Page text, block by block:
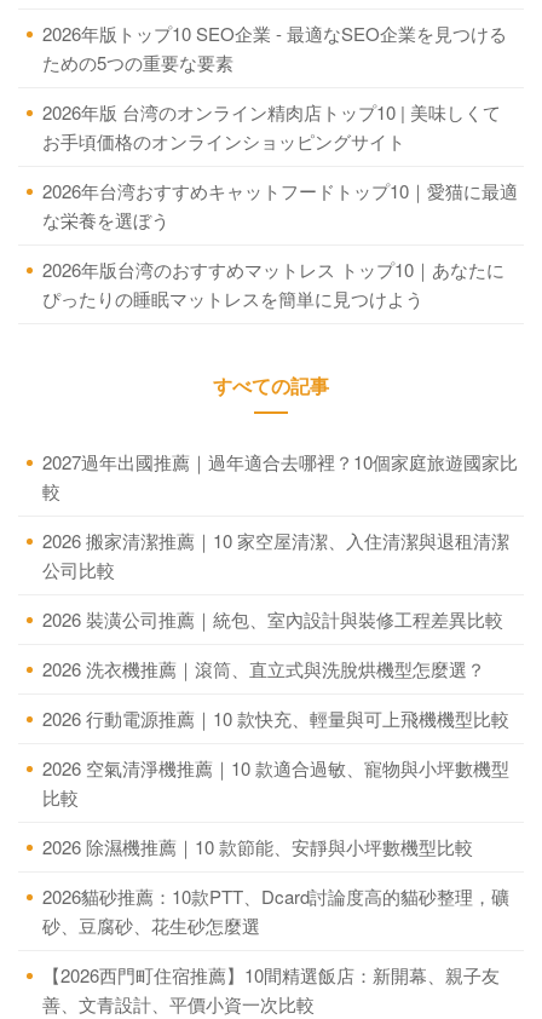
2026年版トップ10 SEO企業 - 最適なSEO企業を見つける
ための5つの重要な要素
2026年版 台湾のオンライン精肉店トップ10 | 美味しくて
お手頃価格のオンラインショッピングサイト
2026年台湾おすすめキャットフードトップ10｜愛猫に最適
な栄養を選ぼう
2026年版台湾のおすすめマットレス トップ10｜あなたに
ぴったりの睡眠マットレスを簡単に見つけよう
すべての記事
2027過年出國推薦｜過年適合去哪裡？10個家庭旅遊國家比
較
2026 搬家清潔推薦｜10 家空屋清潔、入住清潔與退租清潔
公司比較
2026 裝潢公司推薦｜統包、室內設計與裝修工程差異比較
2026 洗衣機推薦｜滾筒、直立式與洗脫烘機型怎麼選？
2026 行動電源推薦｜10 款快充、輕量與可上飛機機型比較
2026 空氣清淨機推薦｜10 款適合過敏、寵物與小坪數機型
比較
2026 除濕機推薦｜10 款節能、安靜與小坪數機型比較
2026貓砂推薦：10款PTT、Dcard討論度高的貓砂整理，礦
砂、豆腐砂、花生砂怎麼選
【2026西門町住宿推薦】10間精選飯店：新開幕、親子友
善、文青設計、平價小資一次比較